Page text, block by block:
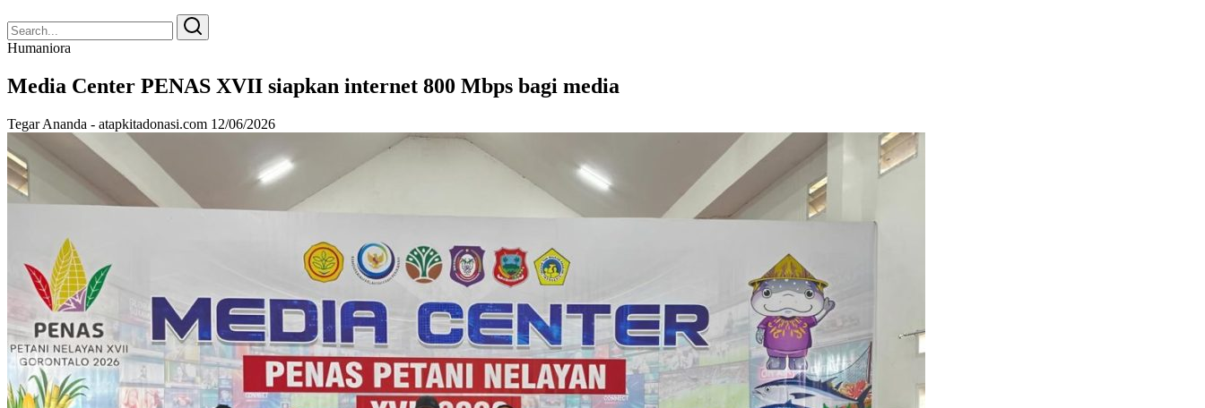
Search
for:
Search
Humaniora
Media Center PENAS XVII siapkan internet 800 Mbps bagi media
Tegar Ananda - atapkitadonasi.com 12/06/2026